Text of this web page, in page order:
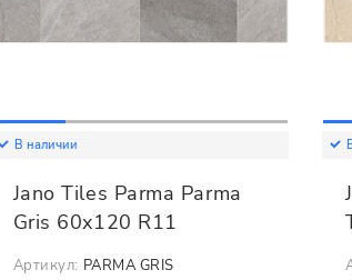
В наличии
Jano Tiles Parma Parma
Gris 60x120 R11
Артикул: PARMA GRIS